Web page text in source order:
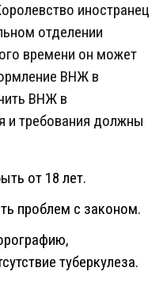
иностранец
отделении
времени он может
ВНЖ в
ВНЖ в
и требования должны
от 18 лет.
проблем с законом.
туберкулеза.